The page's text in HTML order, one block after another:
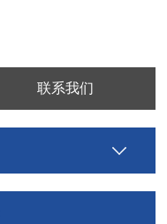
联系我们